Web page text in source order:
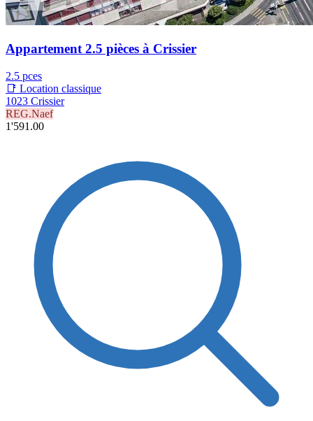
Appartement 2.5 pièces à Crissier
2.5 pces
📑 Location classique
1023 Crissier
REG.Naef
1'591.00